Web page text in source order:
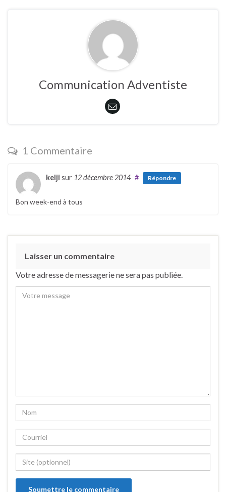
Communication Adventiste
1 Commentaire
kelji sur 12 décembre 2014 # Répondre
Bon week-end à tous
Laisser un commentaire
Votre adresse de messagerie ne sera pas publiée.